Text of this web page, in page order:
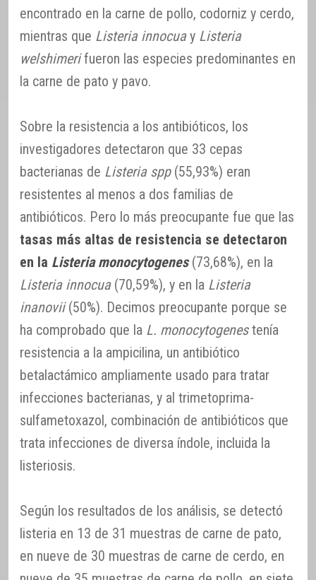
encontrado en la carne de pollo, codorniz y cerdo,
mientras que Listeria innocuay Listeria
welshimerifueron las especies predominantes en
la carne de pato y pavo.
Sobre la resistencia a los antibióticos, los
investigadores detectaron que 33 cepas
bacterianas de Listeria spp(55,93%) eran
resistentes al menos a dos familias de
antibióticos. Pero lo más preocupante fue que las
tasas más altas de resistencia se detectaron
en la Listeria monocytogenes(73,68%), en la
Listeria innocua(70,59%), y en la Listeria
inanovii(50%). Decimos preocupante porque se
ha comprobado que la L. monocytogenestenía
resistencia a la ampicilina, un antibiótico
betalactámico ampliamente usado para tratar
infecciones bacterianas, y al trimetoprima-
sulfametoxazol, combinación de antibióticos que
trata infecciones de diversa índole, incluida la
listeriosis.
Según los resultados de los análisis, se detectó
listeria en 13 de 31 muestras de carne de pato,
en nueve de 30 muestras de carne de cerdo, en